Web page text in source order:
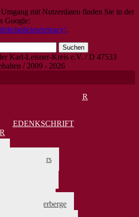
mit Nutzerdaten finden Sie in der
Google:
de/policies/privacy/.
Karl-Leisner-Kreis e.V. / D 47533
/ 2009 - 2026
2026: KARL LEISNER
GEDENKSCHRIFT
Karl Leisners
u.d Pilgerherberge